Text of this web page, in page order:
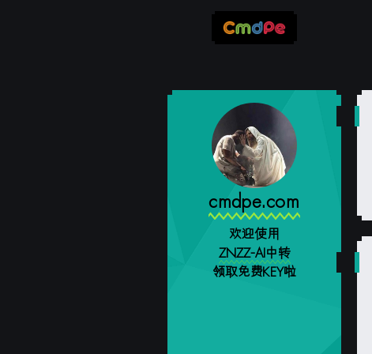
cmdpe.com
欢迎使用
ZNZZ-AI中转
领取免费KEY啦